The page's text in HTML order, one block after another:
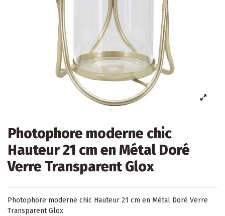
Photophore moderne chic
Hauteur 21 cm en Métal Doré
Verre Transparent Glox
Photophore moderne chic Hauteur 21 cm en Métal Doré Verre
Transparent Glox